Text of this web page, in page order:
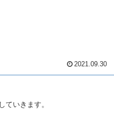
2021.09.30
ていきます。